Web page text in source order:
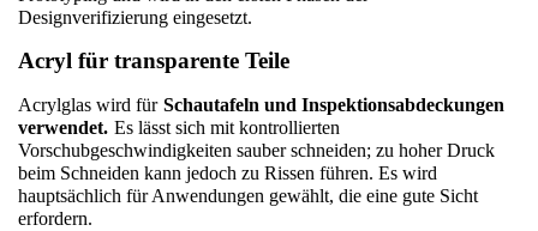
Designverifizierung eingesetzt.
Acryl für transparente Teile
Acrylglas wird für Schautafeln und Inspektionsabdeckungen
verwendet. Es lässt sich mit kontrollierten
Vorschubgeschwindigkeiten sauber schneiden; zu hoher Druck
beim Schneiden kann jedoch zu Rissen führen. Es wird
hauptsächlich für Anwendungen gewählt, die eine gute Sicht
erfordern.